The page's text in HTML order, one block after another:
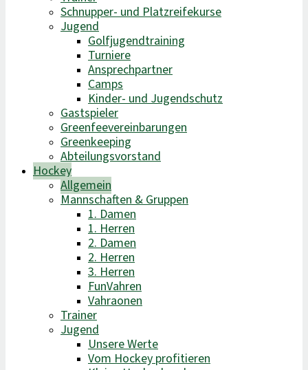
Schnupper- und Platzreifekurse
Jugend
Golfjugendtraining
Turniere
Ansprechpartner
Camps
Kinder- und Jugendschutz
Gastspieler
Greenfeevereinbarungen
Greenkeeping
Abteilungsvorstand
Hockey
Allgemein
Mannschaften & Gruppen
1. Damen
1. Herren
2. Damen
2. Herren
3. Herren
FunVahren​
Vahraonen
Trainer
Jugend
Unsere Werte
Vom Hockey profitieren